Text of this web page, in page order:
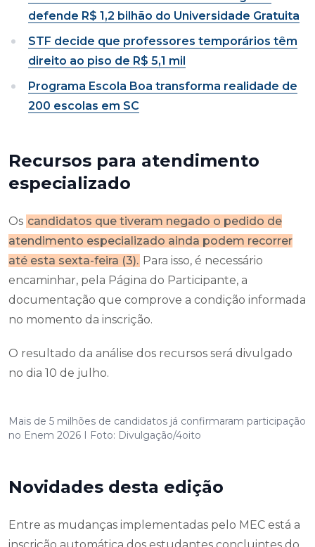
defende R$ 1,2 bilhão do Universidade Gratuita
STF decide que professores temporários têm
direito ao piso de R$ 5,1 mil
Programa Escola Boa transforma realidade de
200 escolas em SC
Recursos para atendimento
especializado
Os candidatos que tiveram negado o pedido de
atendimento especializado ainda podem recorrer
até esta sexta-feira (3). Para isso, é necessário
encaminhar, pela Página do Participante, a
documentação que comprove a condição informada
no momento da inscrição.
O resultado da análise dos recursos será divulgado
no dia 10 de julho.
Mais de 5 milhões de candidatos já confirmaram participação
no Enem 2026 I Foto: Divulgação/4oito
Novidades desta edição
Entre as mudanças implementadas pelo MEC está a